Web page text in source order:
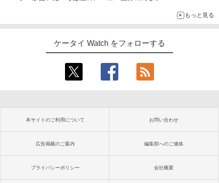
もっと見る
ケータイ Watch をフォローする
本サイトのご利用について お問い合わせ
広告掲載のご案内 編集部へのご連絡
プライバシーポリシー 会社概要